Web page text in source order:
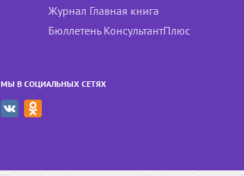
Журнал Главная книга
Бюллетень КонсультантПлюс
МЫ В СОЦИАЛЬНЫХ СЕТЯХ